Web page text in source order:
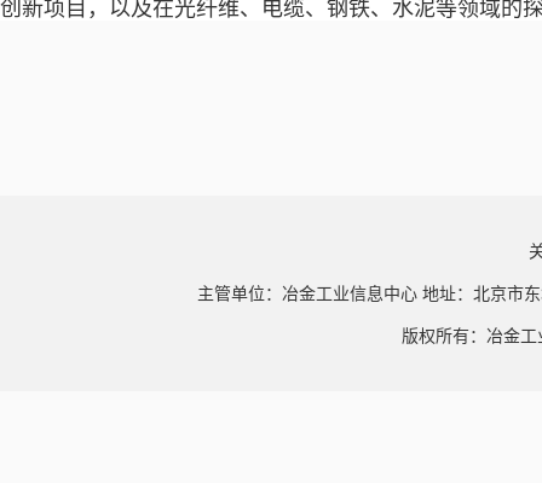
创新项目，以及在光纤维、电缆、钢铁、水泥等领域的
主管单位：冶金工业信息中心 地址：北京市
版权所有：冶金